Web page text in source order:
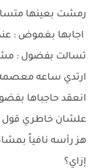
رمشت بعينها
اجابها بغموض :
تسالت بفضول :
ارتدي ساعه معصمه
انعقد حاجباها
علشان خاطري قول
هز رأسه نافياً
إزاي؟